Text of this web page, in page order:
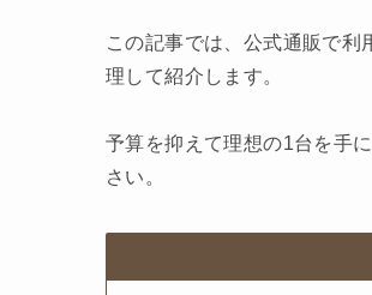
この記事では、公式通販で
理して紹介します。
予算を抑えて理想の1台を手
さい。